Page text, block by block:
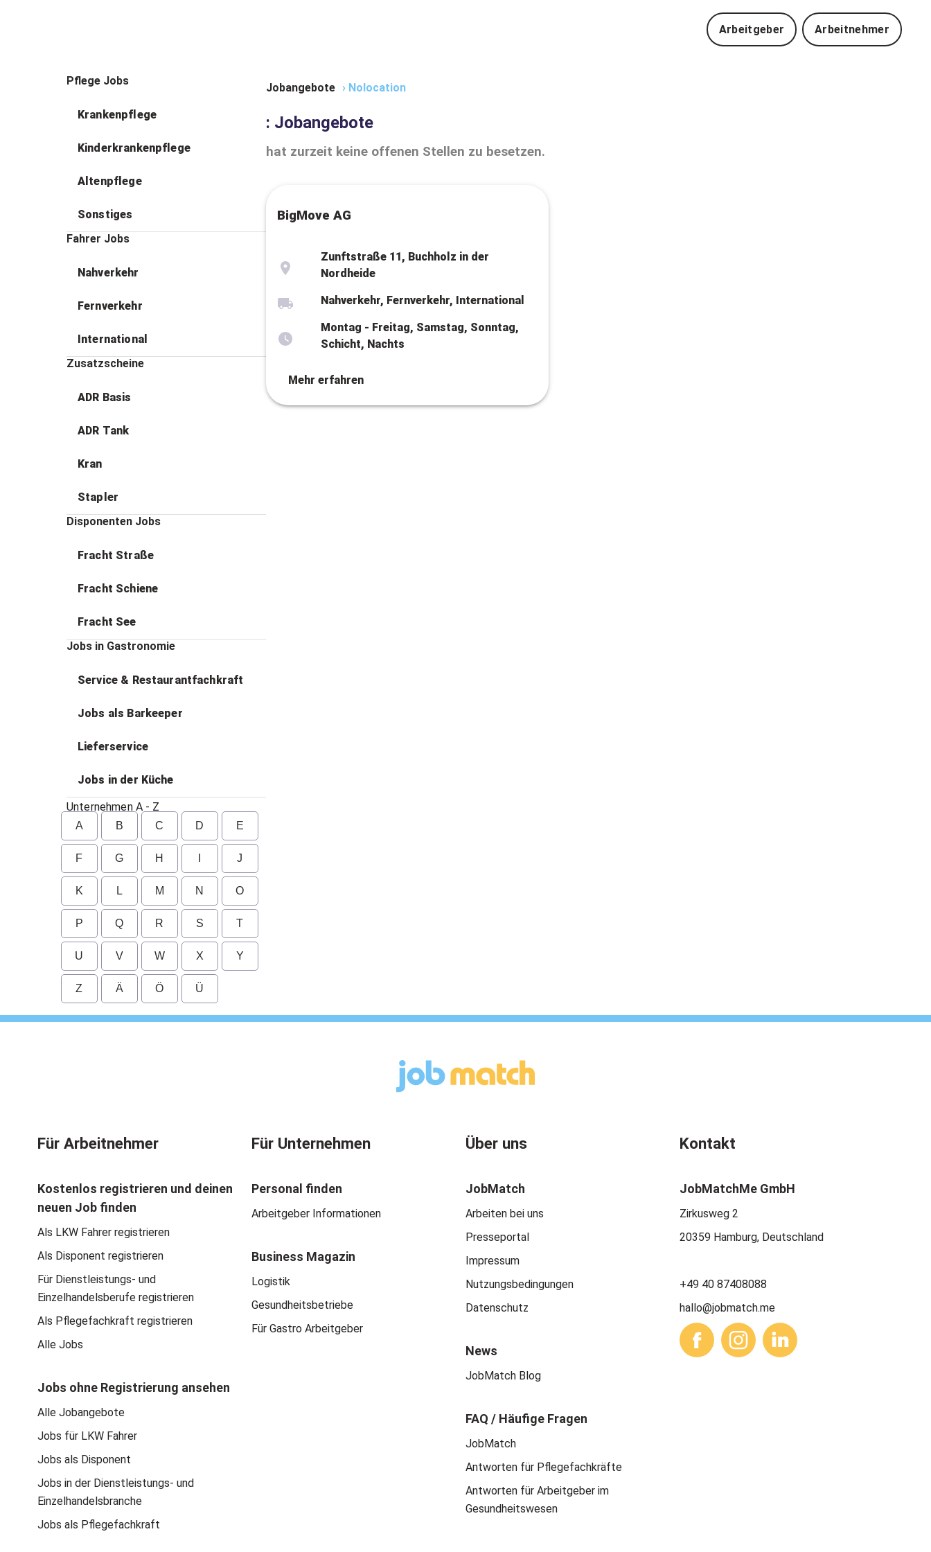
Arbeitgeber Arbeitnehmer
Pflege Jobs
Krankenpflege
Kinderkrankenpflege
Altenpflege
Sonstiges
Fahrer Jobs
Nahverkehr
Fernverkehr
International
Zusatzscheine
ADR Basis
ADR Tank
Kran
Stapler
Disponenten Jobs
Fracht Straße
Fracht Schiene
Fracht See
Jobs in Gastronomie
Service & Restaurantfachkraft
Jobs als Barkeeper
Lieferservice
Jobs in der Küche
Unternehmen A - Z
A B C D E
F G H J
K L M N O
P Q R S T
U V W X Y
Z Ä Ö Ü
Jobangebote › Nolocation
: Jobangebote
hat zurzeit keine offenen Stellen zu besetzen.
BigMove AG
Zunftstraße 11, Buchholz in der
Nordheide
Nahverkehr, Fernverkehr, International
Montag - Freitag, Samstag, Sonntag,
Schicht, Nachts
Mehr erfahren
Für Arbeitnehmer
Kostenlos registrieren und deinen
neuen Job finden
Als LKW Fahrer registrieren
Als Disponent registrieren
Für Dienstleistungs- und
Einzelhandelsberufe registrieren
Als Pflegefachkraft registrieren
Alle Jobs
Jobs ohne Registrierung ansehen
Alle Jobangebote
Jobs für LKW Fahrer
Jobs als Disponent
Jobs in der Dienstleistungs- und
Einzelhandelsbranche
Jobs als Pflegefachkraft
Für Unternehmen
Personal finden
Arbeitgeber Informationen
Business Magazin
Logistik
Gesundheitsbetriebe
Für Gastro Arbeitgeber
Über uns
JobMatch
Arbeiten bei uns
Presseportal
Impressum
Nutzungsbedingungen
Datenschutz
News
JobMatch Blog
FAQ / Häufige Fragen
JobMatch
Antworten für Pflegefachkräfte
Antworten für Arbeitgeber im
Gesundheitswesen
Kontakt
JobMatchMe GmbH
Zirkusweg 2
20359 Hamburg, Deutschland
+49 40 87408088
hallo@jobmatch.me